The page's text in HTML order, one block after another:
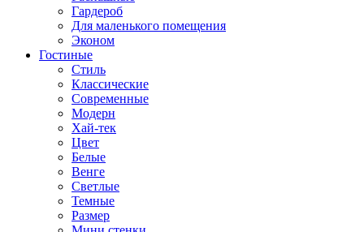
Гардероб
Для маленького помещения
Эконом
Гостиные
Стиль
Классические
Современные
Модерн
Хай-тек
Цвет
Белые
Венге
Светлые
Темные
Размер